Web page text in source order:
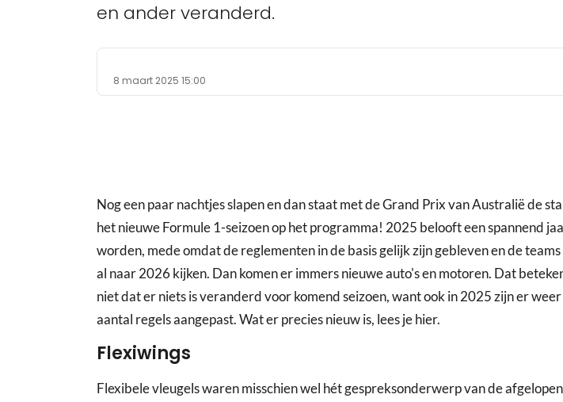
en ander veranderd.
8 maart 2025 15:00
Nog een paar nachtjes slapen en dan staat met de Grand Prix van Australië de
het nieuwe Formule 1-seizoen op het programma! 2025 belooft een spannend
worden, mede omdat de reglementen in de basis gelijk zijn gebleven en de
al naar 2026 kijken. Dan komen er immers nieuwe auto's en motoren. Dat
niet dat er niets is veranderd voor komend seizoen, want ook in 2025 zijn er
aantal regels aangepast. Wat er precies nieuw is, lees je hier.
Flexiwings
Flexibele vleugels waren misschien wel hét gespreksonderwerp van de